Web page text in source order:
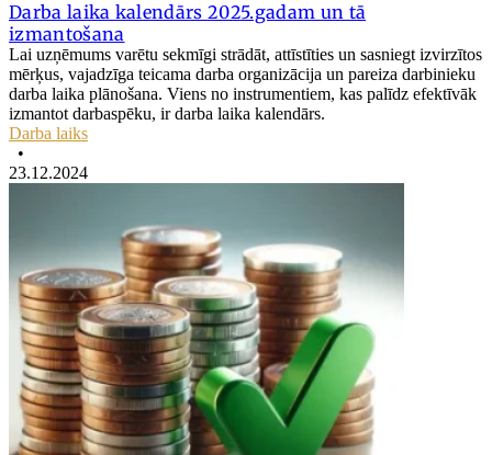
Darba laika kalendārs 2025.gadam un tā
izmantošana
Lai uzņēmums varētu sekmīgi strādāt, attīstīties un sasniegt izvirzītos
mērķus, vajadzīga teicama darba organizācija un pareiza darbinieku
darba laika plānošana. Viens no instrumentiem, kas palīdz efektīvāk
izmantot darbaspēku, ir darba laika kalendārs.
Darba laiks
•
23.12.2024